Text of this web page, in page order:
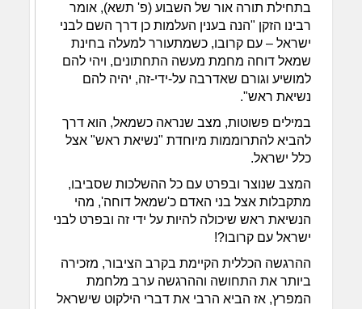
בתחילת תורה אור של השבוע (פ' תשא), אומר
רבינו הזקן "הנה בענין העלמות כן דרך השם לבני
ישראל – עם קרובו, כשמתעורר למעלה בחינת
שמאל דוחה מחמת מעשה התחתונים, ויהי להם
למושיע וגורם שאדרבה על-ידי-זה, יהיה להם
נשיאת ראש".
במילים פשוטות, מצב שנראה כשמאל, הוא דרך
להביא להתרוממות מיוחדת "נשיאת ראש" אצל
כלל ישראל.
המצב שנוצר ובפרט עם כל ההשלכות שסביבו,
מתקבלות אצל בני האדם כ'שמאל דוחה', מהי
הנשיאת ראש שיכולה להיות על ידי זה ובפרט לבני
ישראל עם קרובו?!
ההרגשה הכללית הקיימת בקרב הציבור, מזכירה
ביותר את התחושה וההרגשה ערב מלחמת
המפרץ, אז הביא הרבי את דברי הילקוט שישראל